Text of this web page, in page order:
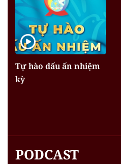
Tự hào dấu ấn nhiệm
kỳ
PODCAST